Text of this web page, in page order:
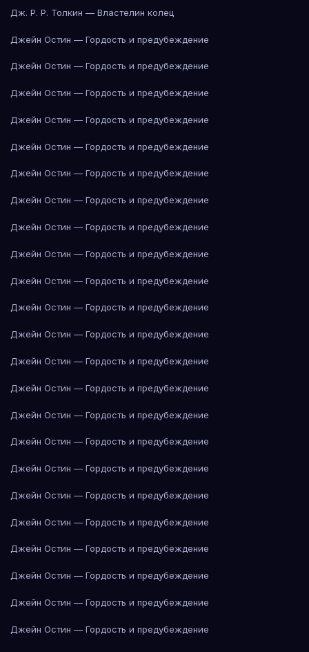
Дж. Р. Р. Толкин — Властелин колец
Джейн Остин — Гордость и предубеждение
Джейн Остин — Гордость и предубеждение
Джейн Остин — Гордость и предубеждение
Джейн Остин — Гордость и предубеждение
Джейн Остин — Гордость и предубеждение
Джейн Остин — Гордость и предубеждение
Джейн Остин — Гордость и предубеждение
Джейн Остин — Гордость и предубеждение
Джейн Остин — Гордость и предубеждение
Джейн Остин — Гордость и предубеждение
Джейн Остин — Гордость и предубеждение
Джейн Остин — Гордость и предубеждение
Джейн Остин — Гордость и предубеждение
Джейн Остин — Гордость и предубеждение
Джейн Остин — Гордость и предубеждение
Джейн Остин — Гордость и предубеждение
Джейн Остин — Гордость и предубеждение
Джейн Остин — Гордость и предубеждение
Джейн Остин — Гордость и предубеждение
Джейн Остин — Гордость и предубеждение
Джейн Остин — Гордость и предубеждение
Джейн Остин — Гордость и предубеждение
Джейн Остин — Гордость и предубеждение